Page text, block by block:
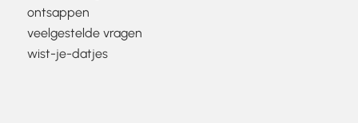
ontsappen
veelgestelde vragen
wist-je-datjes